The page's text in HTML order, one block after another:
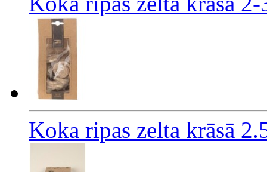
Koka ripas zelta krāsā